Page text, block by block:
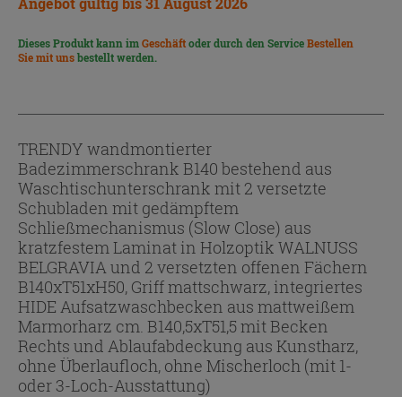
Dieses Produkt kann imGeschäftoder durch den ServiceBestellen
Sie mit unsbestellt werden.
TRENDY wandmontierter
Badezimmerschrank B140 bestehend aus
Waschtischunterschrank mit 2 versetzte
Schubladen mit gedämpftem
Schließmechanismus (Slow Close) aus
kratzfestem Laminat in Holzoptik WALNUSS
BELGRAVIA und 2 versetzten offenen Fächern
B140xT51xH50, Griff mattschwarz, integriertes
HIDE Aufsatzwaschbecken aus mattweißem
Marmorharz cm. B140,5xT51,5 mit Becken
Rechts und Ablaufabdeckung aus Kunstharz,
ohne Überlaufloch, ohne Mischerloch (mit 1-
oder 3-Loch-Ausstattung)